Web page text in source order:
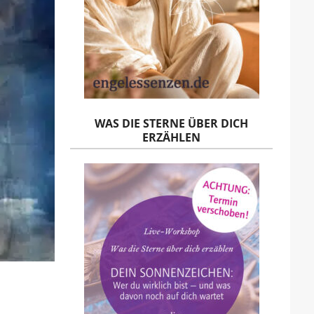
WAS DIE STERNE ÜBER DICH
ERZÄHLEN